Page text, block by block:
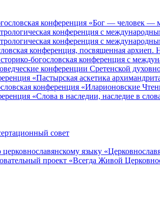
конференция «Бог — человек —
конференция с
конференция с
конференция, посвященная
богословская конференция с
конференции Сретенской
«Пастырская аскетика
конференция «Иларионовские
«Cлова в наследии, наследие в
совет
языку
проект «Всегда Живой